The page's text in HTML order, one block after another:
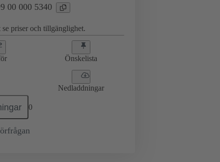
00 000 5340
priser och tillgänglighet.
Önskelista
Nedladdningar
0